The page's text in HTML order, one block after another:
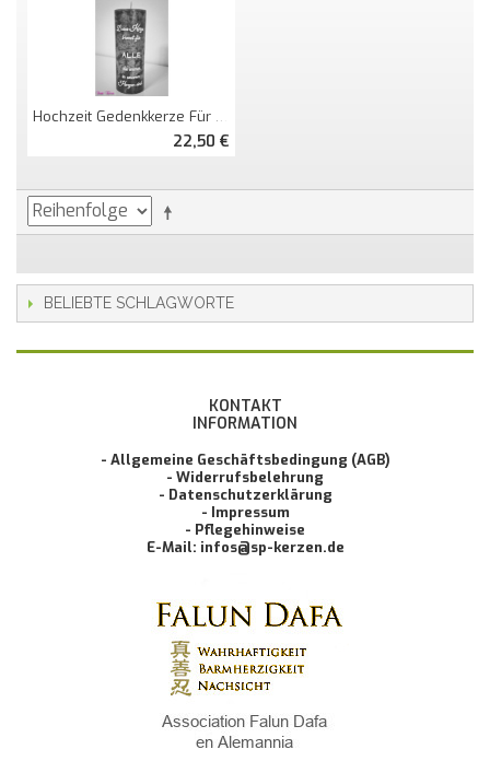
Hochzeit Gedenkkerze Für Verstorbene "Text"
22,50 €
BELIEBTE SCHLAGWORTE
KONTAKT
INFORMATION
- Allgemeine Geschäftsbedingung (AGB)
- Widerrufsbelehrung
- Datenschutzerklärung
- Impressum
- Pflegehinweise
E-Mail: infos@sp-kerzen.de